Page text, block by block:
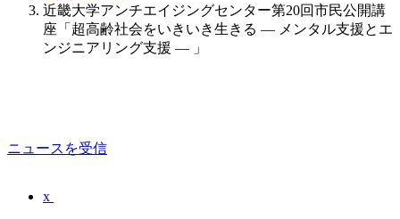
近畿大学アンチエイジングセンター第20回市民公開講
座「超高齢社会をいきいき生きる — メンタル支援とエ
ンジニアリング支援 — 」
ニュースを受信
x